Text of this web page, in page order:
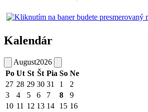
Kalendár
August2026
Po Ut St Št Pia So Ne
27 28 29 30 31 1
2
3
4 5 6 7 8
9
10 11 12 13 14 15 16